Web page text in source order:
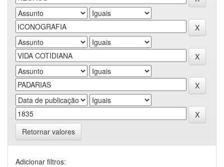
Retornar valores
Adicionar filtros: